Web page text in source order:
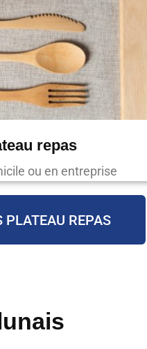
repas
ou en entreprise
PLATEAU REPAS